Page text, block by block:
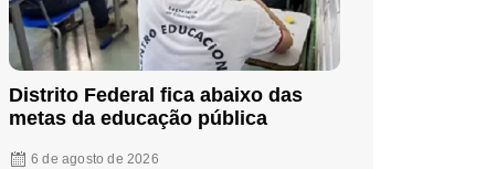
Distrito Federal fica abaixo das
metas da educação pública
6 de agosto de 2026